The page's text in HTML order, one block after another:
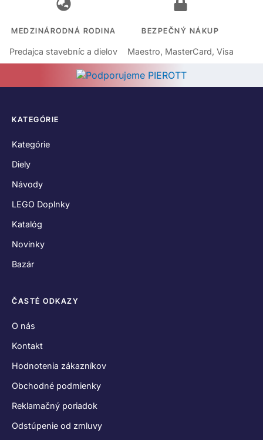
MEDZINÁRODNÁ RODINA
Predajca stavebníc a dielov
BEZPEČNÝ NÁKUP
Maestro, MasterCard, Visa
KATEGÓRIE
Kategórie
Diely
Návody
LEGO Doplnky
Katalóg
Novinky
Bazár
ČASTÉ ODKAZY
O nás
Kontakt
Hodnotenia zákazníkov
Obchodné podmienky
Reklamačný poriadok
Odstúpenie od zmluvy